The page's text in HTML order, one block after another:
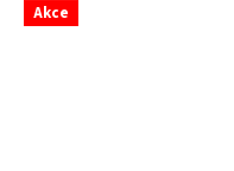
Akce